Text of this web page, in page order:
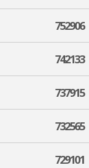
752906
742133
737915
732565
729101